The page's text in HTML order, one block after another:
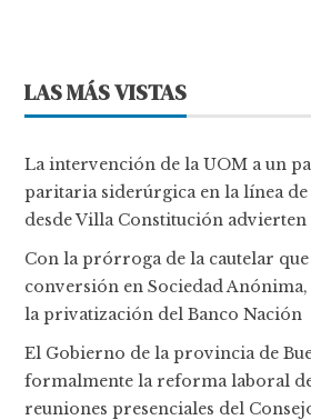
LAS MÁS VISTAS
La intervención de la UOM a un
paritaria siderúrgica en la línea de
desde Villa Constitución advierten
Con la prórroga de la cautelar
conversión en Sociedad
la privatización del Banco Nación
El Gobierno de la provincia de
formalmente la reforma laboral
reuniones presenciales del